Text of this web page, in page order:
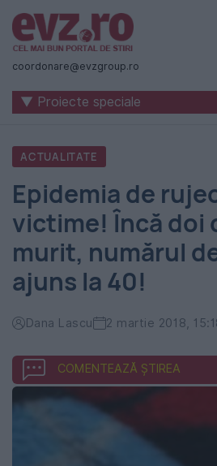
Știri
naționale
internaționale
România
-
Evenimentul
Zilei
coordonare@evzgroup.ro
▼ Proiecte speciale
ACTUALITATE
Epidemia de
victime! Încă doi
murit, numărul
ajuns la 40!
Dana Lascu 2 martie 2018,
COMENTEAZĂ ȘTIREA